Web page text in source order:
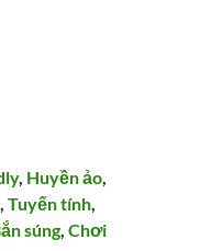
, Huyền ảo,
,Tuyến tính,
súng,Chơi